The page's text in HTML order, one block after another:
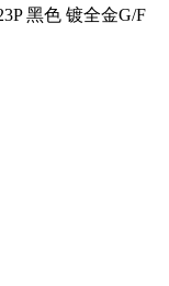
黑色 镀全金G/F